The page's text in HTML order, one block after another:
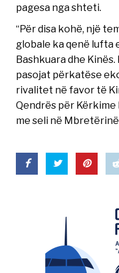
pagesa nga shteti.
“Për disa kohë, një
globale ka qenë lufta
Bashkuara dhe Kinës.
pasojat përkatëse
rivalitet në favor të
Qendrës për
me seli në